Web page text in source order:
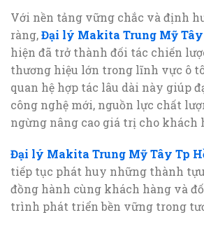
Với nền tảng vững chắc và định
ràng,Đại lý Makita Trung Mỹ
hiện đã trở thành đối tác chiến
thương hiệu lớn trong lĩnh vực ô
quan hệ hợp tác lâu dài này giúp
công nghệ mới, nguồn lực chất
ngừng nâng cao giá trị cho khách
Đại lý Makita Trung Mỹ Tây Tp
tiếp tục phát huy những thành
đồng hành cùng khách hàng và
trình phát triển bền vững trong